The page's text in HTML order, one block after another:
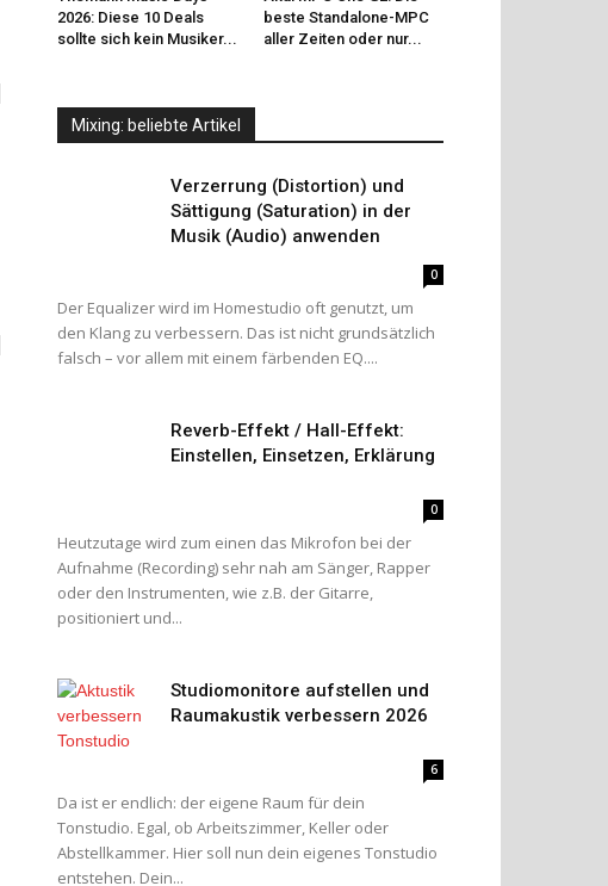
2026: Diese 10 Deals
sollte sich kein Musiker...
beste Standalone-MPC
aller Zeiten oder nur...
Mixing: beliebte Artikel
Verzerrung (Distortion) und
Sättigung (Saturation) in der
Musik (Audio) anwenden
0
Der Equalizer wird im Homestudio oft genutzt, um
den Klang zu verbessern. Das ist nicht grundsätzlich
falsch – vor allem mit einem färbenden EQ....
Reverb-Effekt / Hall-Effekt:
Einstellen, Einsetzen, Erklärung
0
Heutzutage wird zum einen das Mikrofon bei der
Aufnahme (Recording) sehr nah am Sänger, Rapper
oder den Instrumenten, wie z.B. der Gitarre,
positioniert und...
Studiomonitore aufstellen und
Raumakustik verbessern 2026
6
Da ist er endlich: der eigene Raum für dein
Tonstudio. Egal, ob Arbeitszimmer, Keller oder
Abstellkammer. Hier soll nun dein eigenes Tonstudio
entstehen. Dein...